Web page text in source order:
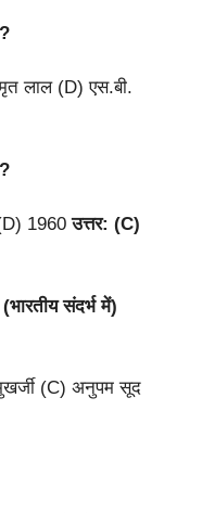
लाल (D) एस.बी.
1960उत्तर: (C)
संदर्भ में)
(C) अनुपम सूद